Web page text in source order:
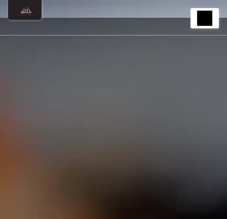
Panneau de gestion des cookies